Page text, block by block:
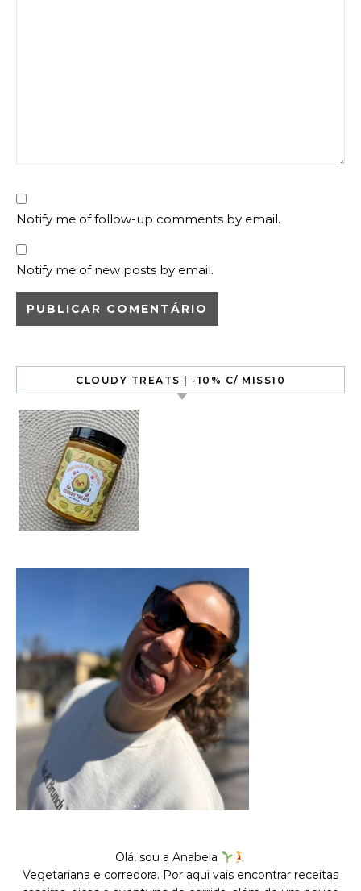
Notify me of follow-up comments by email.
Notify me of new posts by email.
CLOUDY TREATS | -10% C/ MISS10
Olá, sou a Anabela
Vegetariana e corredora. Por aqui vais encontrar receitas